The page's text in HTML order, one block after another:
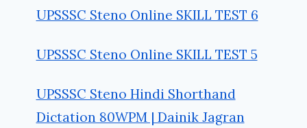
UPSSSC Steno Online SKILL TEST 6
UPSSSC Steno Online SKILL TEST 5
UPSSSC Steno Hindi Shorthand
Dictation 80WPM | Dainik Jagran